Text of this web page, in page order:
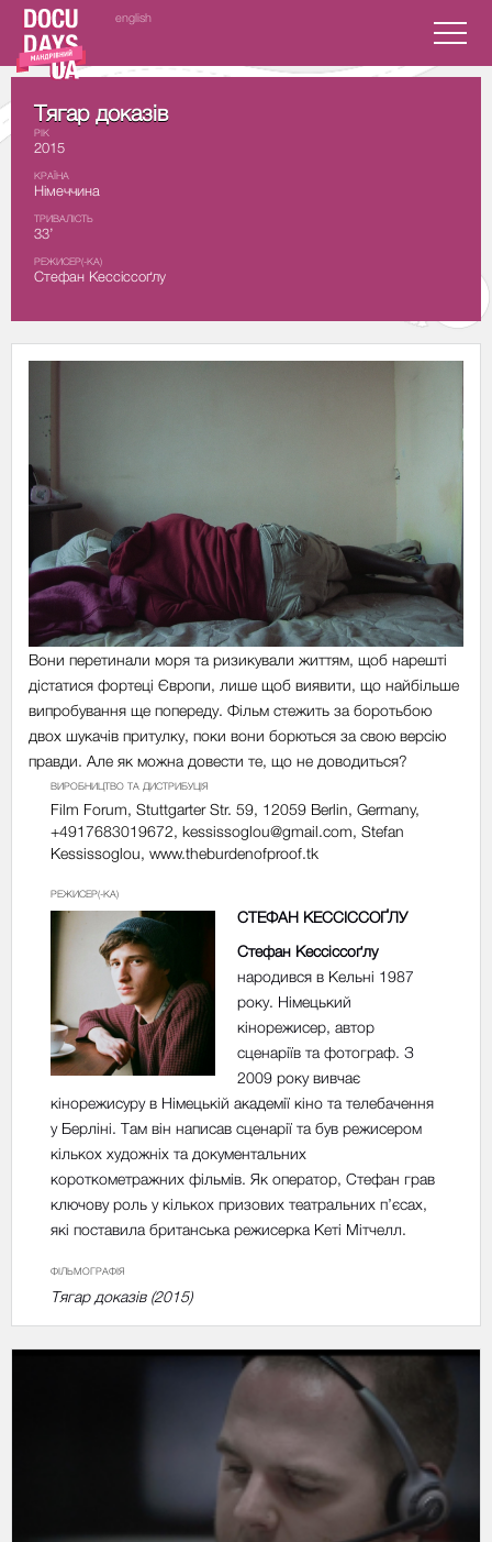
english
Тягар доказів
РІК
2015
КРАЇНА
Німеччина
ТРИВАЛІСТЬ
33’
РЕЖИСЕР(-КА)
Стефан Кессіссоґлу
Вони перетинали моря та ризикували життям, щоб нарешті
дістатися фортеці Європи, лише щоб виявити, що найбільше
випробування ще попереду. Фільм стежить за боротьбою
двох шукачів притулку, поки вони борються за свою версію
правди. Але як можна довести те, що не доводиться?
ВИРОБНИЦТВО ТА ДИСТРИБУЦІЯ
Film Forum, Stuttgarter Str. 59, 12059 Berlin, Germany,
+4917683019672, kessissoglou@gmail.com, Stefan
Kessissoglou, www.theburdenofproof.tk
РЕЖИСЕР(-КА)
СТЕФАН КЕССІССОҐЛУ
Стефан Кессіссоґлу
народився в Кельні 1987
року. Німецький
кінорежисер, автор
сценаріїв та фотограф. З
2009 року вивчає
кінорежисуру в Німецькій академії кіно та телебачення
у Берліні. Там він написав сценарії та був режисером
кількох художніх та документальних
короткометражних фільмів. Як оператор, Стефан грав
ключову роль у кількох призових театральних п’єсах,
які поставила британська режисерка Кеті Мітчелл.
ФІЛЬМОГРАФІЯ
Тягар доказів (2015)